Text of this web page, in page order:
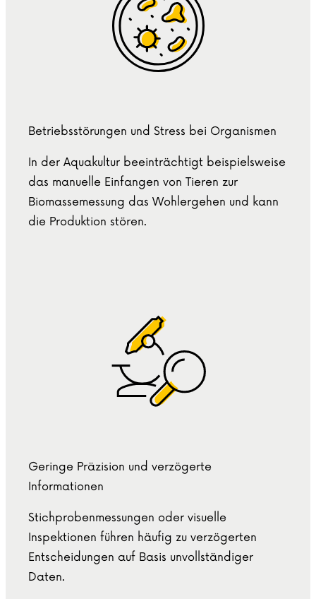
Betriebsstörungen und Stress bei Organismen
In der Aquakultur beeinträchtigt beispielsweise
das manuelle Einfangen von Tieren zur
Biomassemessung das Wohlergehen und kann
die Produktion stören.
Geringe Präzision und verzögerte
Informationen
Stichprobenmessungen oder visuelle
Inspektionen führen häufig zu verzögerten
Entscheidungen auf Basis unvollständiger
Daten.